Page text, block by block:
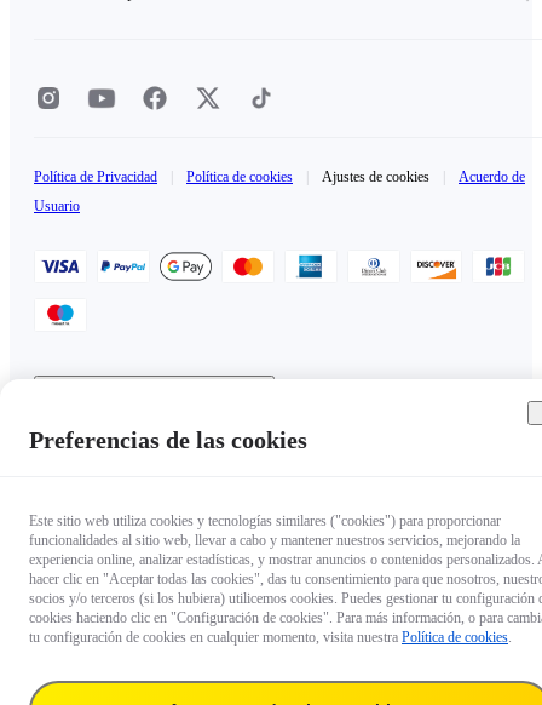
Política de Privacidad Política de cookies Ajustes de cookies
Acuerdo de
Usuario
Preferencias de las cookies
Este sitio web utiliza cookies y tecnologías similares ("cookies") para proporcionar
funcionalidades al sitio web, llevar a cabo y mantener nuestros servicios, mejorando la
experiencia online, analizar estadísticas, y mostrar anuncios o contenidos personalizados.
hacer clic en "Aceptar todas las cookies", das tu consentimiento para que nosotros,
socios y/o terceros (si los hubiera) utilicemos cookies. Puedes gestionar tu configuración
cookies haciendo clic en "Configuración de cookies". Para más información, o para
tu configuración de cookies en cualquier momento, visita nuestra Política de cookies.